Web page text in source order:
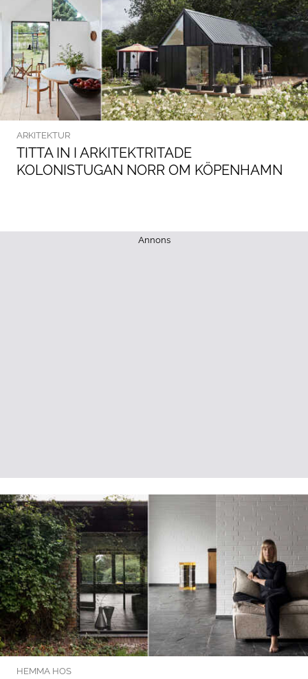
ARKITEKTUR
TITTA IN I ARKITEKTRITADE
KOLONISTUGAN NORR OM KÖPENHAMN
Annons
HEMMA HOS